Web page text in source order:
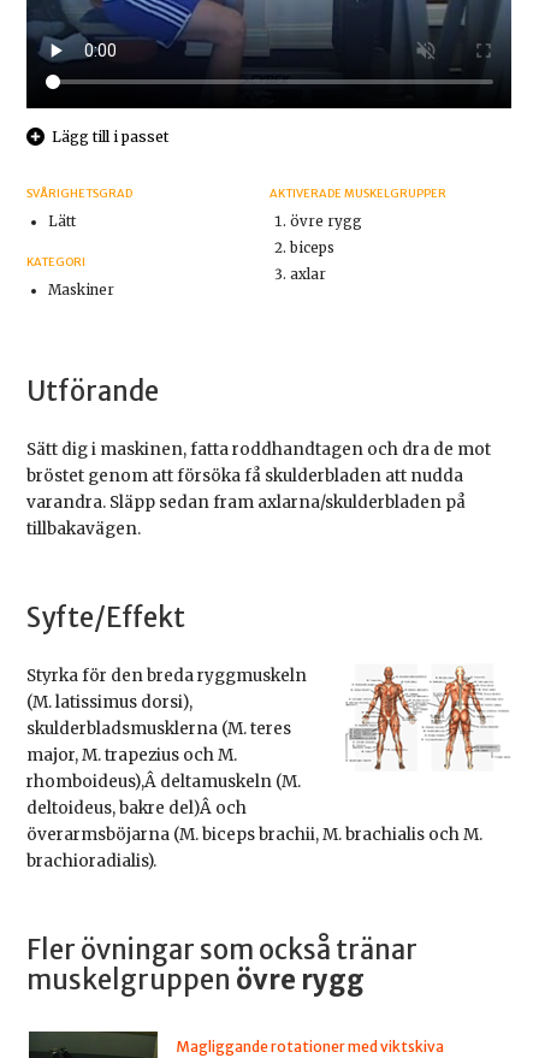
Lägg till i passet
SVÅRIGHETSGRAD
Lätt
KATEGORI
Maskiner
AKTIVERADE MUSKELGRUPPER
övre rygg
biceps
axlar
Utförande
Sätt dig i maskinen, fatta roddhandtagen och dra de mot
bröstet genom att försöka få skulderbladen att nudda
varandra. Släpp sedan fram axlarna/skulderbladen på
tillbakavägen.
Syfte/Effekt
Styrka för den breda ryggmuskeln
(M. latissimus dorsi),
skulderbladsmusklerna (M. teres
major, M. trapezius och M.
rhomboideus),Â deltamuskeln (M.
deltoideus, bakre del)Â och
överarmsböjarna (M. biceps brachii, M. brachialis och M.
brachioradialis).
Fler övningar som också tränar
muskelgruppen övre rygg
Magliggande rotationer med viktskiva